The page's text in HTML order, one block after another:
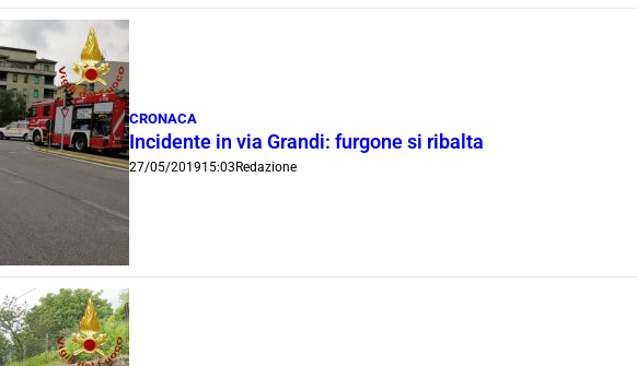
CRONACA
Incidente in via Grandi: furgone si ribalta
27/05/201915:03Redazione